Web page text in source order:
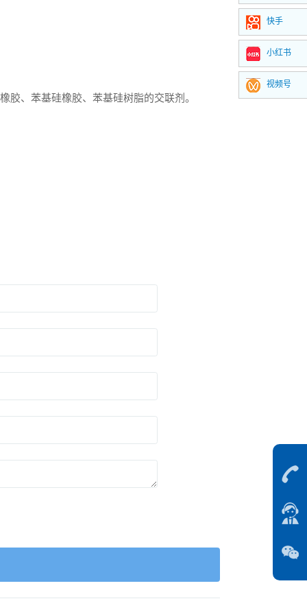
、苯基硅橡胶、苯基硅树脂的交联剂。
快手
小红书
视频号